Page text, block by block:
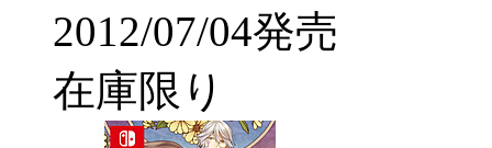
2012/07/04発売
在庫限り